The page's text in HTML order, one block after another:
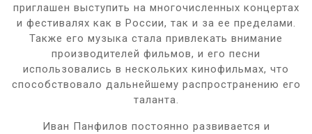
приглашен выступить на многочисленных концертах
и фестивалях как в России, так и за ее пределами.
Также его музыка стала привлекать внимание
производителей фильмов, и его песни
использовались в нескольких кинофильмах, что
способствовало дальнейшему распространению его
таланта.
Иван Панфилов постоянно развивается и